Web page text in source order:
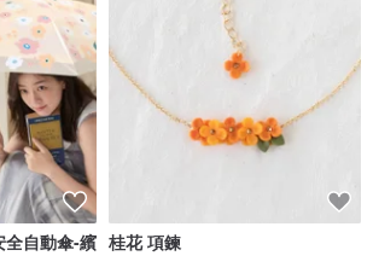
全自動傘-繽 桂花 項鍊